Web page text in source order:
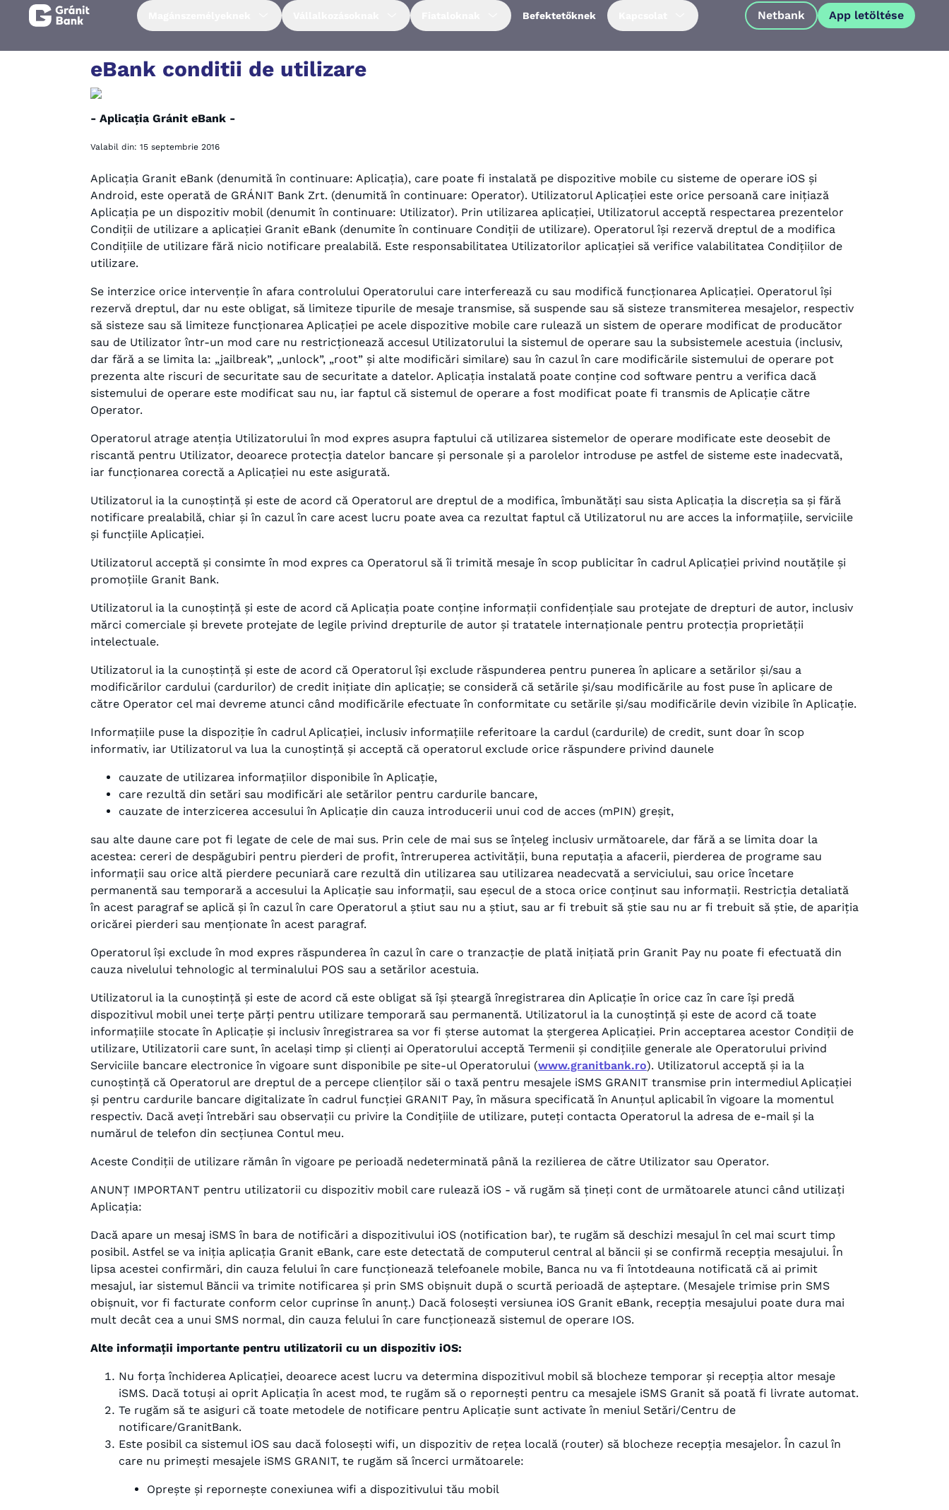
Befektetőknek Netbank App letöltése
Magánszemélyeknek
Befektetőknek
eBank conditii de utilizare
- Aplicația Gránit eBank -
Valabil din: 15 septembrie 2016
Aplicația Granit eBank (denumită în continuare: Aplicația), care poate fi instalată pe dispozitive mobile cu sisteme de operare iOS și
Android, este operată de GRÁNIT Bank Zrt. (denumită în continuare: Operator). Utilizatorul Aplicației este orice persoană care inițiază
Aplicația pe un dispozitiv mobil (denumit în continuare: Utilizator). Prin utilizarea aplicației, Utilizatorul acceptă respectarea prezentelor
Condiții de utilizare a aplicației Granit eBank (denumite în continuare Condiții de utilizare). Operatorul își rezervă dreptul de a modifica
Condițiile de utilizare fără nicio notificare prealabilă. Este responsabilitatea Utilizatorilor aplicației să verifice valabilitatea Condițiilor de
utilizare.
Se interzice orice intervenție în afara controlului Operatorului care interferează cu sau modifică funcționarea Aplicației. Operatorul își
rezervă dreptul, dar nu este obligat, să limiteze tipurile de mesaje transmise, să suspende sau să sisteze transmiterea mesajelor, respectiv
să sisteze sau să limiteze funcționarea Aplicației pe acele dispozitive mobile care rulează un sistem de operare modificat de producător
sau de Utilizator într-un mod care nu restricționează accesul Utilizatorului la sistemul de operare sau la subsistemele acestuia (inclusiv,
dar fără a se limita la: „jailbreak”, „unlock”, „root” și alte modificări similare) sau în cazul în care modificările sistemului de operare pot
prezenta alte riscuri de securitate sau de securitate a datelor. Aplicația instalată poate conține cod software pentru a verifica dacă
sistemului de operare este modificat sau nu, iar faptul că sistemul de operare a fost modificat poate fi transmis de Aplicație către
Operator.
Operatorul atrage atenția Utilizatorului în mod expres asupra faptului că utilizarea sistemelor de operare modificate este deosebit de
riscantă pentru Utilizator, deoarece protecția datelor bancare și personale și a parolelor introduse pe astfel de sisteme este inadecvată,
iar funcționarea corectă a Aplicației nu este asigurată.
Utilizatorul ia la cunoștință și este de acord că Operatorul are dreptul de a modifica, îmbunătăți sau sista Aplicația la discreția sa și fără
notificare prealabilă, chiar și în cazul în care acest lucru poate avea ca rezultat faptul că Utilizatorul nu are acces la informațiile, serviciile
și funcțiile Aplicației.
Utilizatorul acceptă și consimte în mod expres ca Operatorul să îi trimită mesaje în scop publicitar în cadrul Aplicației privind noutățile și
promoțiile Granit Bank.
Utilizatorul ia la cunoștință și este de acord că Aplicația poate conține informații confidențiale sau protejate de drepturi de autor, inclusiv
mărci comerciale și brevete protejate de legile privind drepturile de autor și tratatele internaționale pentru protecția proprietății
intelectuale.
Utilizatorul ia la cunoștință și este de acord că Operatorul își exclude răspunderea pentru punerea în aplicare a setărilor și/sau a
modificărilor cardului (cardurilor) de credit inițiate din aplicație; se consideră că setările și/sau modificările au fost puse în aplicare de
către Operator cel mai devreme atunci când modificările efectuate în conformitate cu setările și/sau modificările devin vizibile în Aplicație.
Informațiile puse la dispoziție în cadrul Aplicației, inclusiv informațiile referitoare la cardul (cardurile) de credit, sunt doar în scop
informativ, iar Utilizatorul va lua la cunoștință și acceptă că operatorul exclude orice răspundere privind daunele
cauzate de utilizarea informațiilor disponibile în Aplicație,
care rezultă din setări sau modificări ale setărilor pentru cardurile bancare,
cauzate de interzicerea accesului în Aplicație din cauza introducerii unui cod de acces (mPIN) greșit,
sau alte daune care pot fi legate de cele de mai sus. Prin cele de mai sus se înțeleg inclusiv următoarele, dar fără a se limita doar la
acestea: cereri de despăgubiri pentru pierderi de profit, întreruperea activității, buna reputația a afacerii, pierderea de programe sau
informații sau orice altă pierdere pecuniară care rezultă din utilizarea sau utilizarea neadecvată a serviciului, sau orice încetare
permanentă sau temporară a accesului la Aplicație sau informații, sau eșecul de a stoca orice conținut sau informații. Restricția detaliată
în acest paragraf se aplică și în cazul în care Operatorul a știut sau nu a știut, sau ar fi trebuit să știe sau nu ar fi trebuit să știe, de apariția
oricărei pierderi sau menționate în acest paragraf.
Operatorul își exclude în mod expres răspunderea în cazul în care o tranzacție de plată inițiată prin Granit Pay nu poate fi efectuată din
cauza nivelului tehnologic al terminalului POS sau a setărilor acestuia.
Utilizatorul ia la cunoștință și este de acord că este obligat să își șteargă înregistrarea din Aplicație în orice caz în care își predă
dispozitivul mobil unei terțe părți pentru utilizare temporară sau permanentă. Utilizatorul ia la cunoștință și este de acord că toate
informațiile stocate în Aplicație și inclusiv înregistrarea sa vor fi șterse automat la ștergerea Aplicației. Prin acceptarea acestor Condiții de
utilizare, Utilizatorii care sunt, în același timp și clienți ai Operatorului acceptă Termenii și condițiile generale ale Operatorului privind
Serviciile bancare electronice în vigoare sunt disponibile pe site-ul Operatorului (www.granitbank.ro). Utilizatorul acceptă și ia la
cunoștință că Operatorul are dreptul de a percepe clienților săi o taxă pentru mesajele iSMS GRANIT transmise prin intermediul Aplicației
și pentru cardurile bancare digitalizate în cadrul funcției GRANIT Pay, în măsura specificată în Anunțul aplicabil în vigoare la momentul
respectiv. Dacă aveți întrebări sau observații cu privire la Condițiile de utilizare, puteți contacta Operatorul la adresa de e-mail și la
numărul de telefon din secțiunea Contul meu.
Aceste Condiții de utilizare rămân în vigoare pe perioadă nedeterminată până la rezilierea de către Utilizator sau Operator.
ANUNȚ IMPORTANT pentru utilizatorii cu dispozitiv mobil care rulează iOS - vă rugăm să țineți cont de următoarele atunci când utilizați
Aplicația:
Dacă apare un mesaj iSMS în bara de notificări a dispozitivului iOS (notification bar), te rugăm să deschizi mesajul în cel mai scurt timp
posibil. Astfel se va iniția aplicația Granit eBank, care este detectată de computerul central al băncii și se confirmă recepția mesajului. În
lipsa acestei confirmări, din cauza felului în care funcționează telefoanele mobile, Banca nu va fi întotdeauna notificată că ai primit
mesajul, iar sistemul Băncii va trimite notificarea și prin SMS obișnuit după o scurtă perioadă de așteptare. (Mesajele trimise prin SMS
obișnuit, vor fi facturate conform celor cuprinse în anunț.) Dacă folosești versiunea iOS Granit eBank, recepția mesajului poate dura mai
mult decât cea a unui SMS normal, din cauza felului în care funcționează sistemul de operare IOS.
Alte informații importante pentru utilizatorii cu un dispozitiv iOS:
Nu forța închiderea Aplicației, deoarece acest lucru va determina dispozitivul mobil să blocheze temporar și recepția altor mesaje
iSMS. Dacă totuși ai oprit Aplicația în acest mod, te rugăm să o repornești pentru ca mesajele iSMS Granit să poată fi livrate automat.
Te rugăm să te asiguri că toate metodele de notificare pentru Aplicație sunt activate în meniul Setări/Centru de
notificare/GranitBank.
Este posibil ca sistemul iOS sau dacă folosești wifi, un dispozitiv de rețea locală (router) să blocheze recepția mesajelor. În cazul în
care nu primești mesajele iSMS GRANIT, te rugăm să încerci următoarele:
Oprește și repornește conexiunea wifi a dispozitivului tău mobil